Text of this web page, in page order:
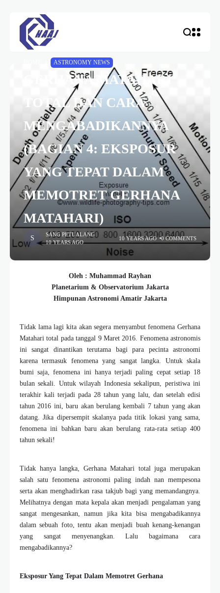
ASTRONOMY NEWS
GERHANA MATAHARI
TOTAL DAN CARA
MENGABADIKANNYA
(BAGIAN 4: EKSPOSUR
YANG TEPAT DALAM
MEMOTRET GERHANA
MATAHARI)
SANG PETUALANG
10 YEARS AGO
10 YEARS AGO 0 COMMENTS
Oleh : Muhammad Rayhan
Planetarium & Observatorium Jakarta
Himpunan Astronomi Amatir Jakarta
Tidak lama lagi kita akan segera menyambut fenomena Gerhana
Matahari total pada tanggal 9 Maret 2016. Fenomena astronomis
ini sangat dinantikan terutama bagi para pecinta astronomi
karena termasuk fenomena yang sangat langka. Untuk skala
bumi saja, fenomena ini hanya terjadi paling cepat setiap 18
bulan sekali. Untuk wilayah Indonesia sekalipun, peristiwa ini
terakhir kali terjadi pada 28 tahun yang lalu, dan setelah edisi
tahun 2016 ini, baru akan berulang kembali 7 tahun yang akan
datang. Jika dipersempit skalanya pada titik lokasi yang sama,
fenomena ini bahkan baru akan berulang rata-rata setiap 400
tahun sekali!
Tidak hanya langka, Gerhana Matahari total juga merupakan
salah satu fenomena astronomi paling indah nan mempesona
serta akan menghadirkan rasa takjub bagi yang memandangnya.
Melihatnya dengan mata kepala akan menjadi pengalaman yang
sangat mengesankan, namun jika kita bisa mengabadikannya
dalam sebuah foto, tentu akan menjadi buah kenang-kenangan
yang sangat menyenangkan. Lalu bagaimana cara
mengabadikannya?
Eksposur Yang Tepat Dalam Memotret Gerhana